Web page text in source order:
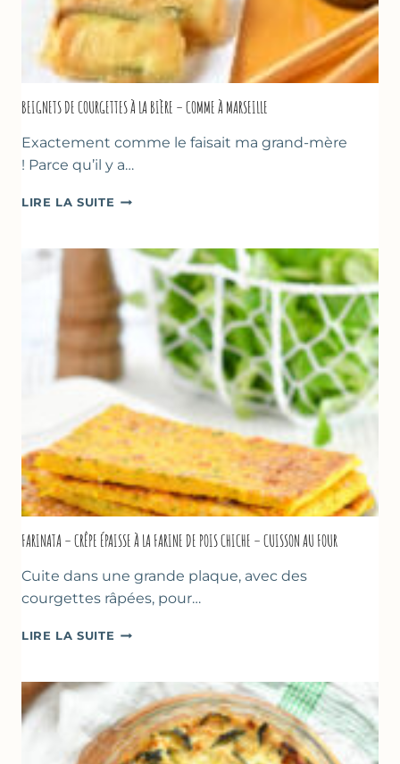
BEIGNETS DE COURGETTES À LA BIÈRE – COMME À MARSEILLE
Exactement comme le faisait ma grand-mère
! Parce qu’il y a…
LIRE LA SUITE BEIGNETS
LA
BIÈRE
–
COMME
À
MARSEILLE
FARINATA – CRÊPE ÉPAISSE À LA FARINE DE POIS CHICHE – CUISSON AU FOUR
Cuite dans une grande plaque, avec des
courgettes râpées, pour…
LIRE LA SUITE FARINATA
ÉPAISSE
À
LA
FARINE
DE